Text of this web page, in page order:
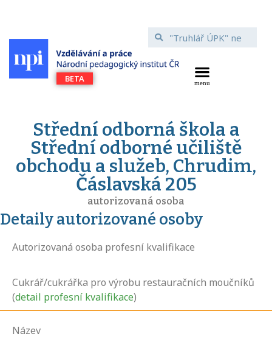
Střední odborná škola a
Střední odborné učiliště
obchodu a služeb, Chrudim,
Čáslavská 205
autorizovaná osoba
Detaily autorizované osoby
Autorizovaná osoba profesní kvalifikace
Cukrář/cukrářka pro výrobu restauračních moučníků
(detail profesní kvalifikace)
Název